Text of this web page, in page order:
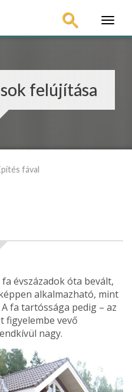
felújítása
fával
évszázadok óta bevált,
alkal­mazható, mint
fa tartóssága pedig – az
figyelembe vevő
nagy.